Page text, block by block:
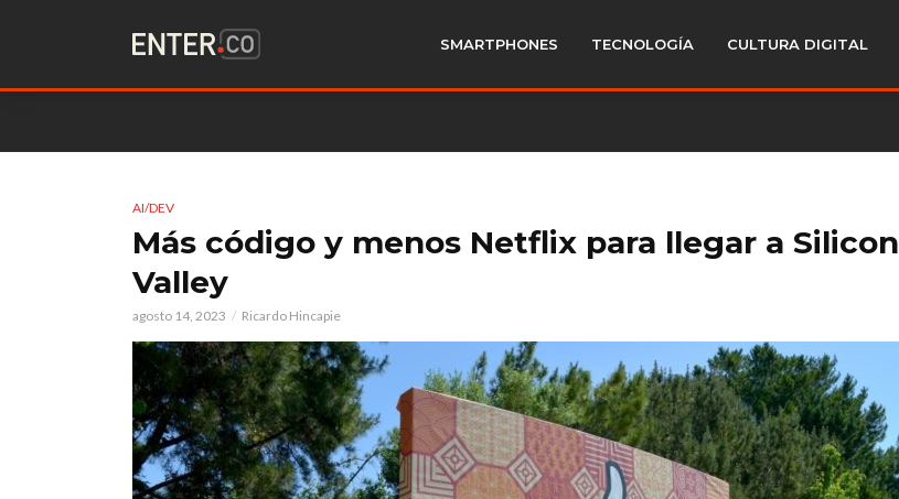
SMARTPHONES TECNOLOGÍA CULTURA DIGITAL
AI/DEV
Más código y menos Netflix para llegar a Silicon
Valley
agosto 14, 2023 Ricardo Hincapie